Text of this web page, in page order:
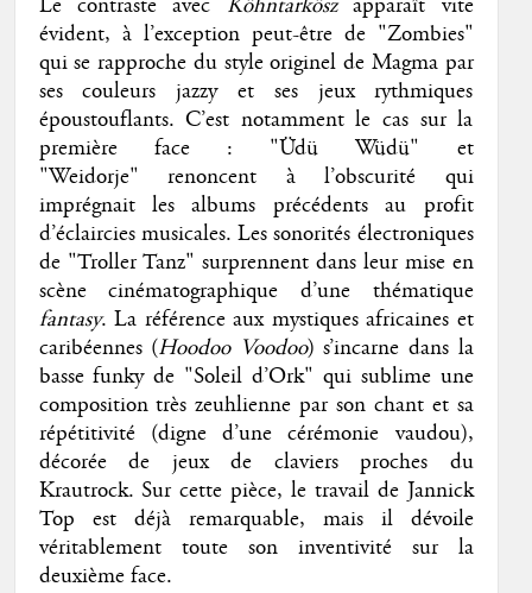
Le contraste avec Köhntarköszapparaît vite
évident, à l’exception peut-être de "Zombies"
qui se rapproche du style originel de Magma par
ses couleurs jazzy et ses jeux rythmiques
époustouflants. C’est notamment le cas sur la
première face : "Üdü Wüdü" et
"Weidorje" renoncent à l’obscurité qui
imprégnait les albums précédents au profit
d’éclaircies musicales. Les sonorités électroniques
de "Troller Tanz" surprennent dans leur mise en
scène cinématographique d’une thématique
fantasy. La référence aux mystiques africaines et
caribéennes (Hoodoo Voodoo) s’incarne dans la
basse funky de "Soleil d’Ork" qui sublime une
composition très zeuhlienne par son chant et sa
répétitivité (digne d’une cérémonie vaudou),
décorée de jeux de claviers proches du
Krautrock. Sur cette pièce, le travail de Jannick
Top est déjà remarquable, mais il dévoile
véritablement toute son inventivité sur la
deuxième face.